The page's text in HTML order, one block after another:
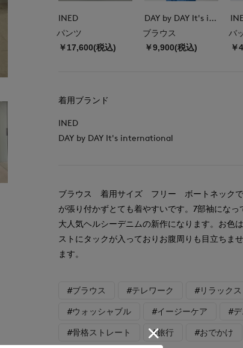
INED
パンツ
￥17,600(税込)
DAY by DAY It's international
ブラウス
￥9,900(税込)
バ
￥
着用ブランド
INED
DAY by DAY It's international
ブラウス 着用サイズ フリー ボートネックで
が張り付かずとても着やすいです。7部袖に
大人気ヘルシーデニムの新作になります。お色
ストにタックが入っておりお腹周りも目立ちま
ます。
#ブラウス #テレワーク #リラックス
#ウォッシャブル #イージーケア #
#骨格ストレート #旅行 #おでかけ